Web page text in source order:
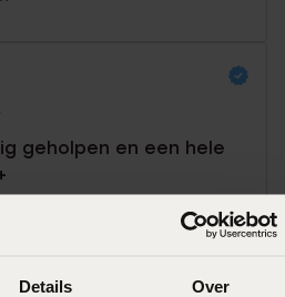
Details Over
geholpen en een hele